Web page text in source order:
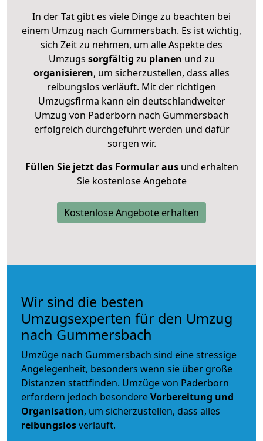
In der Tat gibt es viele Dinge zu beachten bei
einem Umzug nach Gummersbach. Es ist wichtig,
sich Zeit zu nehmen, um alle Aspekte des
Umzugs sorgfältig zu planen und zu
organisieren, um sicherzustellen, dass alles
reibungslos verläuft. Mit der richtigen
Umzugsfirma kann ein deutschlandweiter
Umzug von Paderborn nach Gummersbach
erfolgreich durchgeführt werden und dafür
sorgen wir.
Füllen Sie jetzt das Formular ausund erhalten
Sie kostenlose Angebote
Kostenlose Angebote erhalten
Wir sind die besten
Umzugsexperten für den Umzug
nach Gummersbach
Umzüge nach Gummersbach sind eine stressige
Angelegenheit, besonders wenn sie über große
Distanzen stattfinden. Umzüge von Paderborn
erfordern jedoch besondereVorbereitung und
Organisation, um sicherzustellen, dass alles
reibungslosverläuft.